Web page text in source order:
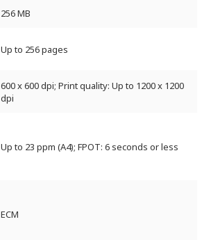
256 MB
Up to 256 pages
600 x 600 dpi; Print quality: Up to 1200 x 1200
dpi
Up to 23 ppm (A4); FPOT: 6 seconds or less
ECM